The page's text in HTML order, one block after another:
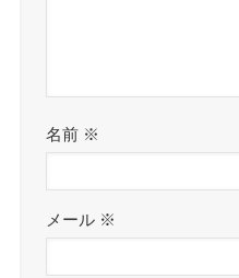
名前 ※
メール ※